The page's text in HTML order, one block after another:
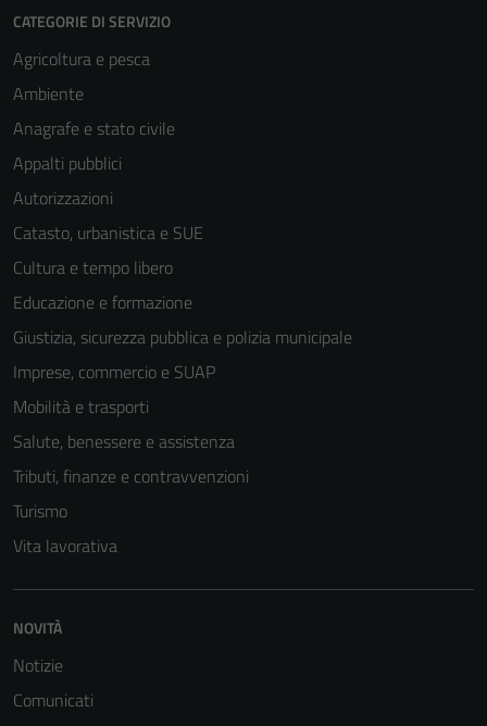
CATEGORIE DI SERVIZIO
Agricoltura e pesca
Ambiente
Anagrafe e stato civile
Appalti pubblici
Autorizzazioni
Catasto, urbanistica e SUE
Cultura e tempo libero
Educazione e formazione
Giustizia, sicurezza pubblica e polizia municipale
Imprese, commercio e SUAP
Mobilità e trasporti
Salute, benessere e assistenza
Tributi, finanze e contravvenzioni
Turismo
Vita lavorativa
NOVITÀ
Notizie
Comunicati